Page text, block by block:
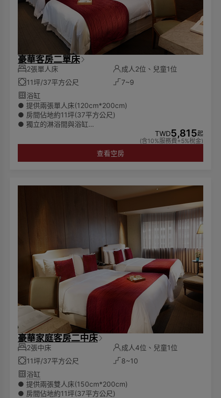
豪華客房二單床
2張單人床
成人2位、兒童1位
11坪/37平方公尺
7~9
浴缸
● 提供兩張單人床(120cm*200cm)
● 房間佔地約11坪(37平方公尺)
● 獨立的淋浴間與浴缸
● 可入住兩位成人及一位6歲以下兒童
● 可提供加床服務(額外費用)
🌏為響應環保愛護地球，客房內僅提供毛巾、沐浴乳、洗髮
TWD5,815起
(含10%服務費+5%稅金)
查看空房
豪華家庭客房二中床
2張中床
成人4位、兒童1位
11坪/37平方公尺
8~10
浴缸
● 提供兩張雙人床(150cm*200cm)
● 房間佔地約11坪(37平方公尺)